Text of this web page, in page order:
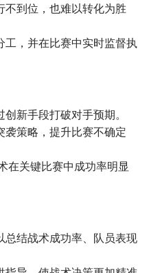
不到位，也难以转化为胜
，并在比赛中实时监督执
创新手段打破对手预期。
袭策略，提升比赛不确定
在关键比赛中成功率明显
总结战术成功率、队员表现